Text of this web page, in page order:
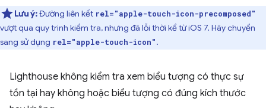
Lưu ý:Đường liên kết rel="apple-touch-icon-precomposed"
vượt qua quy trình kiểm tra, nhưng đã lỗi thời kể từ iOS 7. Hãy chuyển
sang sử dụng rel="apple-touch-icon".
Lighthouse không kiểm tra xem biểu tượng có thực sự
tồn tại hay không hoặc biểu tượng có đúng kích thước